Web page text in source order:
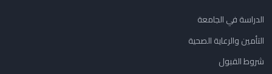
الدراسة في الجامعة
التأمين والرعاية الصحية
شروط القبول